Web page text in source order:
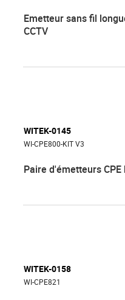
Emetteur sans fil
CCTV
WITEK-0145
WI-CPE800-KIT V3
Paire d'émetteurs
WITEK-0158
WI-CPE821